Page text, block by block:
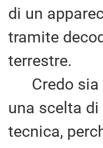
di un
tramite
terrestre.
Credo sia
una scelta
tecnica,